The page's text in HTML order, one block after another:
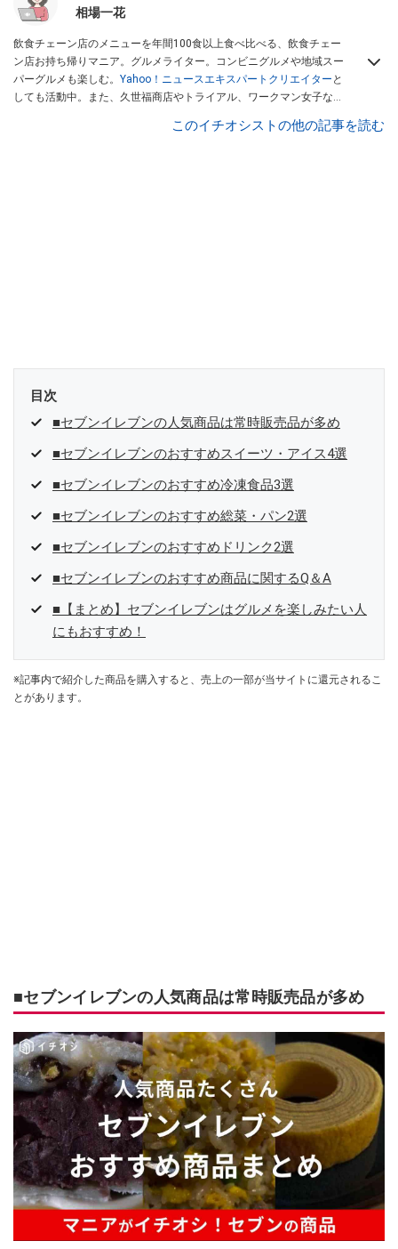
相場一花
飲食チェーン店のメニューを年間100食以上食べ比べる、飲食チェー
ン店お持ち帰りマニア。グルメライター。コンビニグルメや地域スー
パーグルメも楽しむ。 Yahoo！ニュースエキスパートクリエイター と
しても活動中。また、久世福商店やトライアル、ワークマン女子など
、集英社「週刊プレイボーイ」、宝島
このイチオシストの他の記事を読む
目次
■セブンイレブンの人気商品は常時販売品が多め
■セブンイレブンのおすすめスイーツ・アイス4選
■セブンイレブンのおすすめ冷凍食品3選
■セブンイレブンのおすすめ総菜・パン2選
■セブンイレブンのおすすめドリンク2選
■セブンイレブンのおすすめ商品に関するQ＆A
■【まとめ】セブンイレブンはグルメを楽しみたい人
にもおすすめ！
※記事内で紹介した商品を購入すると、売上の一部が当サイトに還元されるこ
とがあります。
■セブンイレブンの人気商品は常時販売品が多め